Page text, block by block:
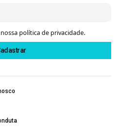
política de privacidade.